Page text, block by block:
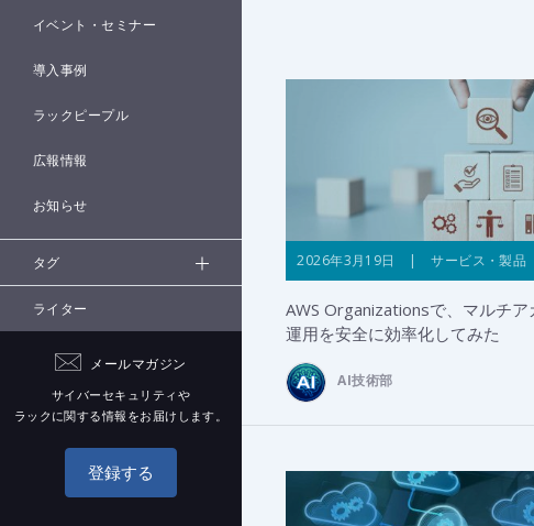
イベント・セミナー
導入事例
ラックピープル
広報情報
お知らせ
タグ
ライター
メールマガジン
サイバーセキュリティや
ラックに関する情報をお届けします。
登録する
2026年3月19日 | サービス・製品
AWS Organizationsで、マルチア
運用を安全に効率化してみた
AI技術部